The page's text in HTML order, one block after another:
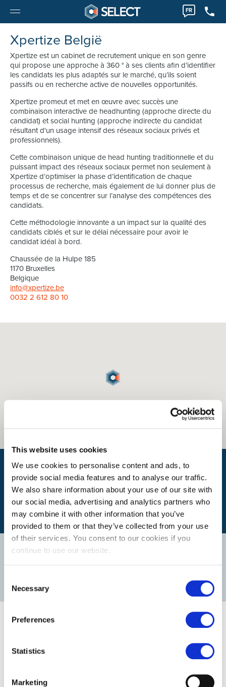
This website uses cookies
We use cookies to personalise content and ads, to
provide social media features and to analyse our traffic.
We also share information about your use of our site with
our social media, advertising and analytics partners who
may combine it with other information that you’ve
provided to them or that they’ve collected from your use
of their services. You consent to our cookies if you
continue to use our website.
Selection
Necessary
Preferences
Statistics
Marketing
FR
Xpertize België
Xpertize est un cabinet de recrutement unique en son genre
qui propose une approche à 360 ° à ses clients afin d’identifier
les candidats les plus adaptés sur le marché, qu’ils soient
passifs ou en recherche active de nouvelles opportunités.
Xpertize promeut et met en œuvre avec succès une
combinaison interactive de headhunting (approche directe du
candidat) et social hunting (approche indirecte du candidat
résultant d'un usage intensif des réseaux sociaux privés et
professionnels).
Cette combinaison unique de head hunting traditionnelle et du
puissant impact des réseaux sociaux permet non seulement à
Xpertize d’optimiser la phase d’identification de chaque
processus de recherche, mais également de lui donner plus de
temps et de se concentrer sur l’analyse des compétences des
candidats.
Cette méthodologie innovante a un impact sur la qualité des
candidats ciblés et sur le délai nécessaire pour avoir le
candidat idéal à bord.
Chaussée de la Hulpe 185
1170 Bruxelles
Belgique
info@xpertize.be
0032 2 612 80 10
Quel est mon itinéraire ?
Notre équipe
Il n'ya pas de postes vacants pour ce département.